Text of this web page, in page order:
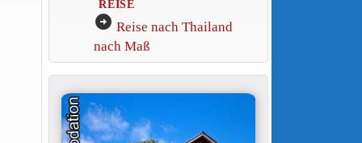
REISE
arrow_circle_right Reise nach Thailand
nach Maß